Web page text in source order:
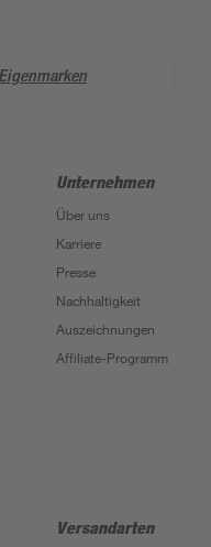
Unternehmen
Über uns
Karriere
Presse
Nachhaltigkeit
Auszeichnungen
Affiliate-Programm
Versandarten